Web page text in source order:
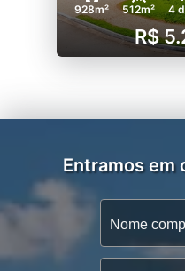
928m² 512m² 4
R$
Entramos em